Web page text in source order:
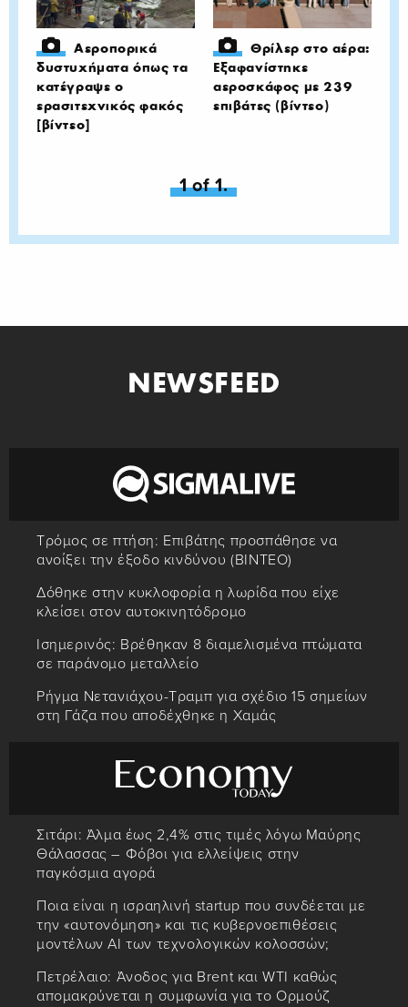
Αεροπορικά
δυστυχήματα όπως τα
κατέγραψε ο
ερασιτεχνικός φακός
[βίντεο]
Θρίλερ στο αέρα:
Εξαφανίστηκε
αεροσκάφος με 239
επιβάτες (βίντεο)
You're on page
1 of 1.
NEWSFEED
Τρόμος σε πτήση: Επιβάτης προσπάθησε να
ανοίξει την έξοδο κινδύνου (ΒΙΝΤΕΟ)
Δόθηκε στην κυκλοφορία η λωρίδα που είχε
κλείσει στον αυτοκινητόδρομο
Ισημερινός: Βρέθηκαν 8 διαμελισμένα πτώματα
σε παράνομο μεταλλείο
Ρήγμα Νετανιάχου-Τραμπ για σχέδιο 15 σημείων
στη Γάζα που αποδέχθηκε η Χαμάς
Σιτάρι: Άλμα έως 2,4% στις τιμές λόγω Μαύρης
Θάλασσας – Φόβοι για ελλείψεις στην
παγκόσμια αγορά
Ποια είναι η ισραηλινή startup που συνδέεται με
την «αυτονόμηση» και τις κυβερνοεπιθέσεις
μοντέλων ΑΙ των τεχνολογικών κολοσσών;
Πετρέλαιο: Άνοδος για Brent και WTI καθώς
απομακρύνεται η συμφωνία για το Ορμούζ